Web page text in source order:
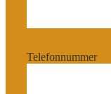
Telefonnummer